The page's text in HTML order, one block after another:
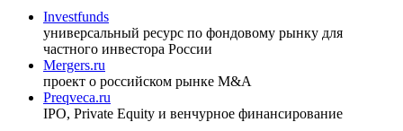
Investfunds
универсальный ресурс по фондовому рынку для
частного инвестора России
Mergers.ru
проект о российском рынке M&A
Preqveca.ru
IPO, Private Equity и венчурное финансирование